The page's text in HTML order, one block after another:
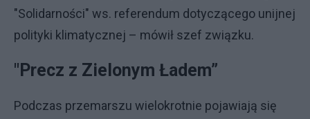
"Solidarności" ws. referendum dotyczącego unijnej
polityki klimatycznej – mówił szef związku.
"Precz z Zielonym Ładem”
Podczas przemarszu wielokrotnie pojawiają się